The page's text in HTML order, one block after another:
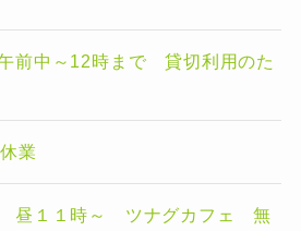
前中～12時まで 貸切利用のた
業
昼１１時～ ツナグカフェ 無